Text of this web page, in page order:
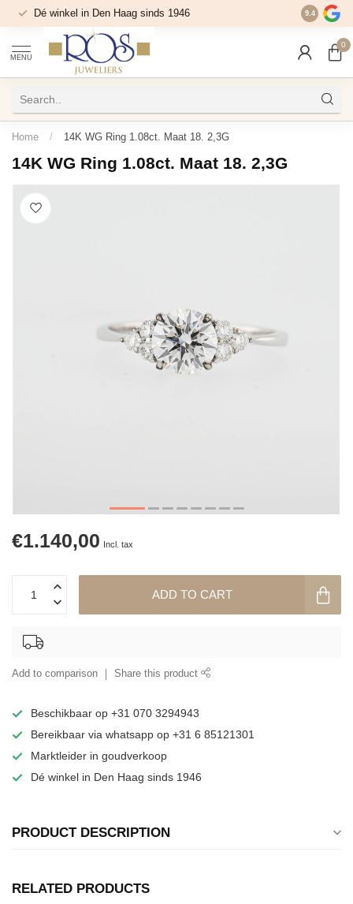
Dé winkel in Den Haag sinds 1946 9.4
MENU
0
Home / 14K WG Ring 1.08ct. Maat 18. 2,3G
14K WG Ring 1.08ct. Maat 18. 2,3G
€1.140,00 Incl. tax
ADD TO CART
Add to comparison Share this product
Beschikbaar op +31 070 3294943
Bereikbaar via whatsapp op +31 6 85121301
Marktleider in goudverkoop
Dé winkel in Den Haag sinds 1946
PRODUCT DESCRIPTION
RELATED PRODUCTS